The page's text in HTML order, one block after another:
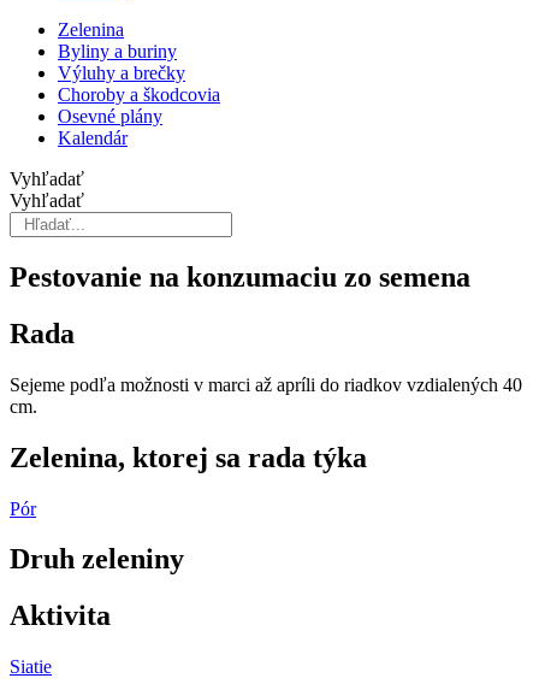
Zelenina
Byliny a buriny
Výluhy a brečky
Choroby a škodcovia
Osevné plány
Kalendár
Vyhľadať
Vyhľadať
Pestovanie na konzumaciu zo semena
Rada
Sejeme podľa možnosti v marci až apríli do riadkov vzdialených 40
cm.
Zelenina, ktorej sa rada týka
Pór
Druh zeleniny
Aktivita
Siatie